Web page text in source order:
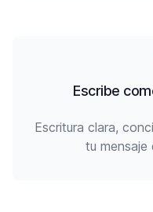
Escribe
Escritura clara,
tu mensaje